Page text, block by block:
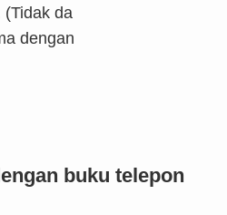
(Tidak da
dengan
buku telepon